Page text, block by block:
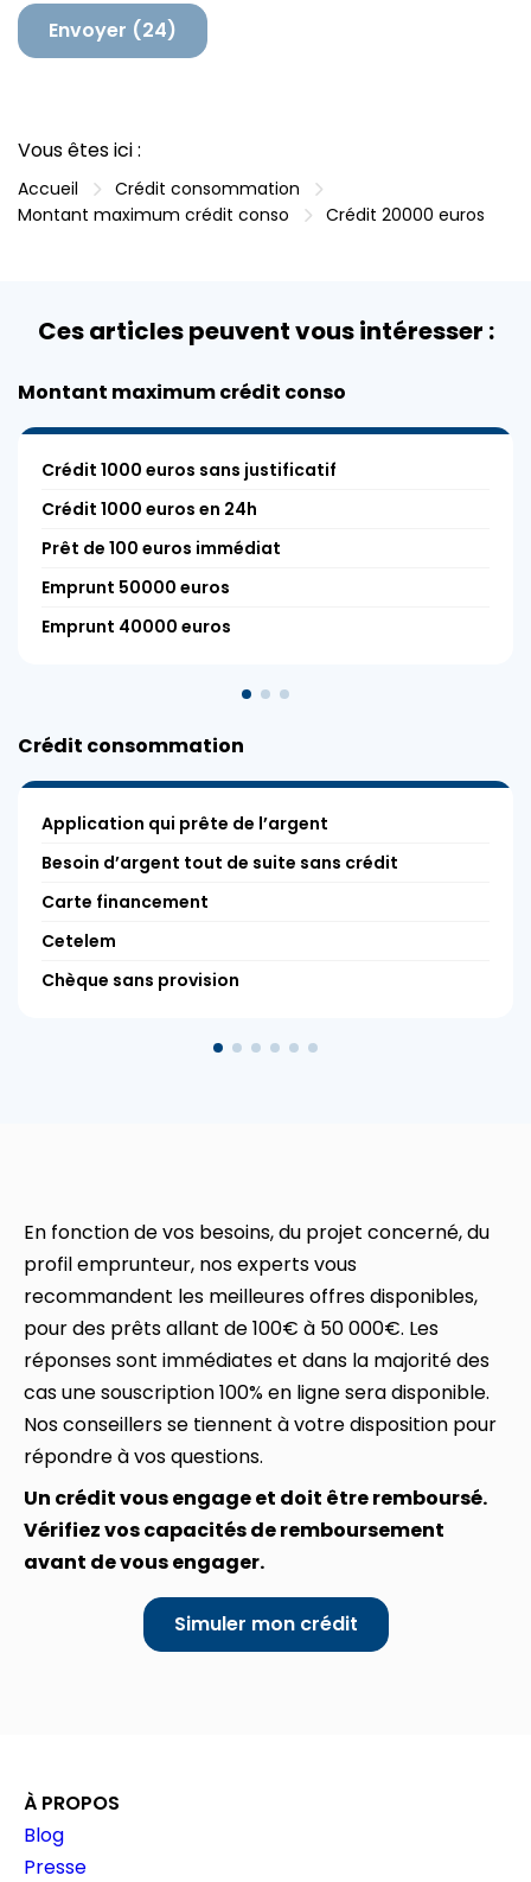
a
i
Vous êtes ici :
Accueil
Crédit consommation
Montant maximum crédit conso
Crédit 20000 euros
Ces articles peuvent vous intéresser :
Montant maximum crédit conso
Crédit 1000 euros sans justificatif
Crédit 1000 euros en 24h
Prêt de 100 euros immédiat
Emprunt 50000 euros
Emprunt 40000 euros
Crédit consommation
Application qui prête de l’argent
Besoin d’argent tout de suite sans crédit
Carte financement
Cetelem
Chèque sans provision
En fonction de vos besoins, du projet concerné, du
profil emprunteur, nos experts vous
recommandent les meilleures offres disponibles,
pour des prêts allant de 100€ à 50 000€. Les
réponses sont immédiates et dans la majorité des
cas une souscription 100% en ligne sera disponible.
Nos conseillers se tiennent à votre disposition pour
répondre à vos questions.
Un crédit vous engage et doit être remboursé.
Vérifiez vos capacités de remboursement
avant de vous engager.
Simuler mon crédit
À PROPOS
Blog
Presse